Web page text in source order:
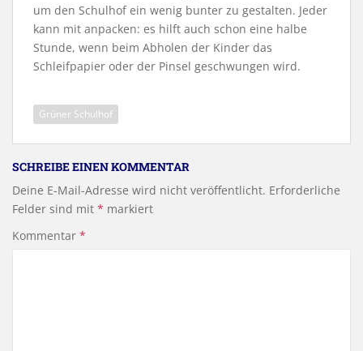
um den Schulhof ein wenig bunter zu gestalten. Jeder
kann mit anpacken: es hilft auch schon eine halbe
Stunde, wenn beim Abholen der Kinder das
Schleifpapier oder der Pinsel geschwungen wird.
Grüner Schulhof
SCHREIBE EINEN KOMMENTAR
Deine E-Mail-Adresse wird nicht veröffentlicht. Erforderliche
Felder sind mit * markiert
Kommentar *